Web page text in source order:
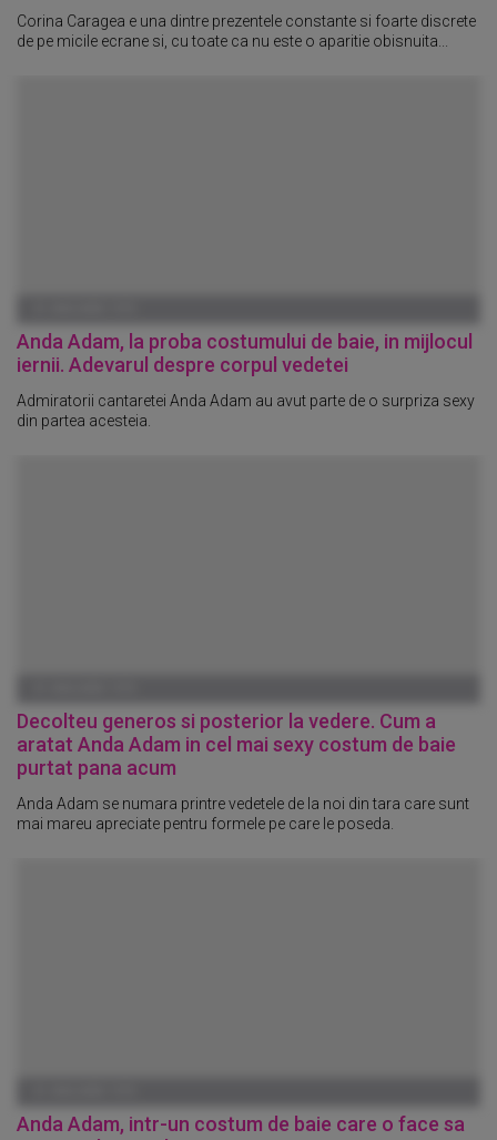
Corina Caragea e una dintre prezentele constante si foarte discrete
de pe micile ecrane si, cu toate ca nu este o aparitie obisnuita...
Anda Adam, la proba costumului de baie, in mijlocul
iernii. Adevarul despre corpul vedetei
Admiratorii cantaretei Anda Adam au avut parte de o surpriza sexy
din partea acesteia.
Decolteu generos si posterior la vedere. Cum a
aratat Anda Adam in cel mai sexy costum de baie
purtat pana acum
Anda Adam se numara printre vedetele de la noi din tara care sunt
mai mareu apreciate pentru formele pe care le poseda.
Anda Adam, intr-un costum de baie care o face sa